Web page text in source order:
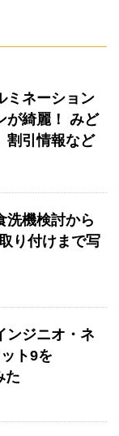
ミネーション
が綺麗！ みど
割引情報など
洗機検討から
り付けまで写
ンジニオ・ネ
ト9を
た